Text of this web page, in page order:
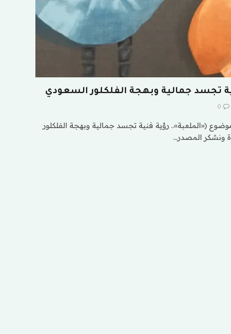
تجسد جمالية وبهجة الفلكلور السعودي
0
(«الملعبة».. رؤية فنية تجسد جمالية وبهجة الفلكلور
ونشكر المصدر…